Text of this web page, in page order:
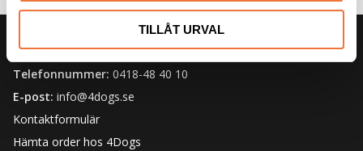
TILLÅT URVAL
Telefonnummer: 0418-48 40 10
E-post: info@4dogs.se
Kontaktformulär
Hämta order hos 4Dogs